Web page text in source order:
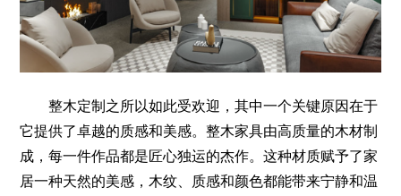
整木定制之所以如此受欢迎，其中一个关键原因在于
它提供了卓越的质感和美感。整木家具由高质量的木材制
成，每一件作品都是匠心独运的杰作。这种材质赋予了家
居一种天然的美感，木纹、质感和颜色都能带来宁静和温